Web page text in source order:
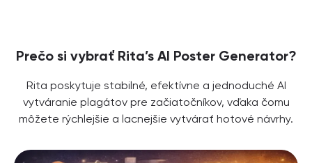
Prečo si vybrať Rita’s AI Poster Generator?
Rita poskytuje stabilné, efektívne a jednoduché AI
vytváranie plagátov pre začiatočníkov, vďaka čomu
môžete rýchlejšie a lacnejšie vytvárať hotové návrhy.